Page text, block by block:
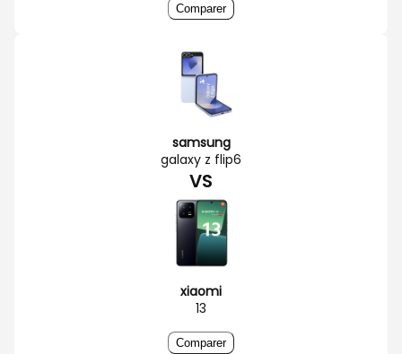
Comparer
samsung
galaxy z flip6
VS
xiaomi
13
Comparer